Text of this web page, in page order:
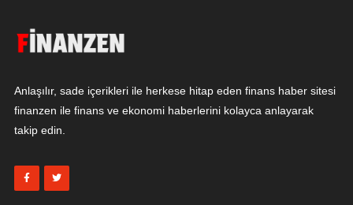
Anlaşılır, sade içerikleri ile herkese hitap eden finans haber sitesi
finanzen ile finans ve ekonomi haberlerini kolayca anlayarak
takip edin.